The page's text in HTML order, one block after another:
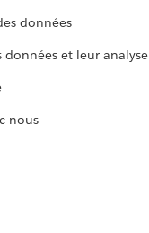
données
et leur analyse
nous